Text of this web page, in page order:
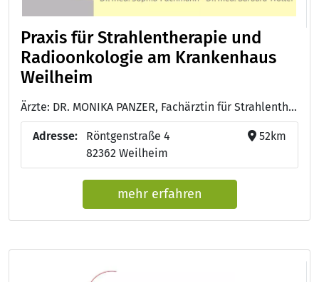
Praxis für Strahlentherapie und
Radioonkologie am Krankenhaus
Weilheim
Ärzte: DR. MONIKA PANZER, Fachärztin für Strahlentherapie und Radioonkologie - DR. SOPHIA PACHMANN, Fachärztin für Strahlentherapie und Radioonkologie - DR. MICHAELA RIEPL, Fachärztin für Strahlentherapie und Radioonkologie - DR. BARBARA WÖLLER, Fachärztin für Strahlentherapie und Radioonkologie
Adresse:
Röntgenstraße 4
82362 Weilheim
52km
mehr erfahren